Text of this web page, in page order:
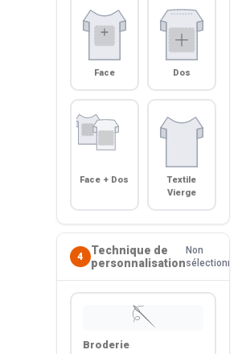
Face Dos
Face + Dos
Textile
Vierge
4
Technique de
personnalisation
Non
sélectionné
🪡
Broderie